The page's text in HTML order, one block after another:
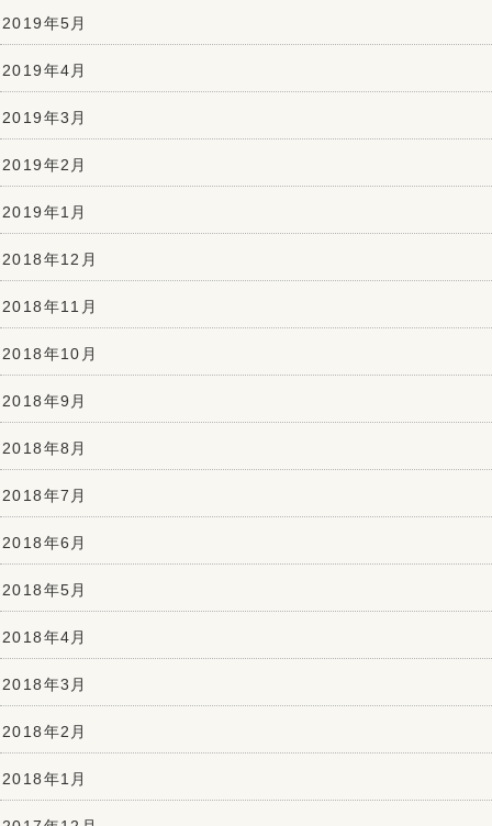
2019年5月
2019年4月
2019年3月
2019年2月
2019年1月
2018年12月
2018年11月
2018年10月
2018年9月
2018年8月
2018年7月
2018年6月
2018年5月
2018年4月
2018年3月
2018年2月
2018年1月